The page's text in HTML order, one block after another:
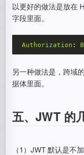
以更好的做法是放在
字段里面。
Authorization :
另一种做法是，跨域
据体里面。
五、JWT 的
（1）JWT 默认是不